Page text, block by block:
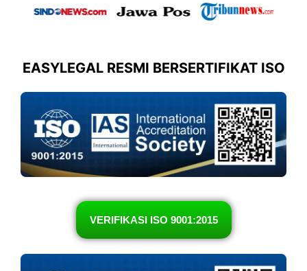
EASYLEGAL RESMI BERSERTIFIKAT ISO
VERIFIKASI ISO 9001:2015